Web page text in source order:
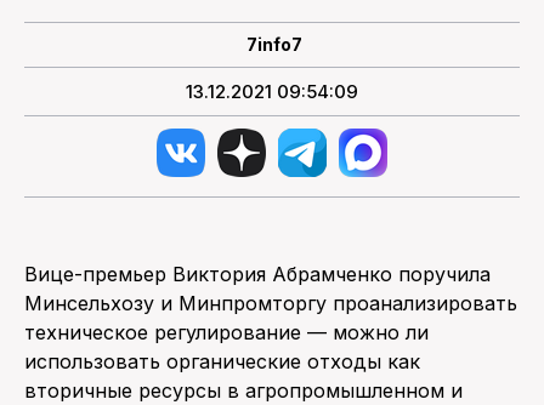
7info7
13.12.2021 09:54:09
Вице-премьер Виктория Абрамченко поручила
Минсельхозу и Минпромторгу проанализировать
техническое регулирование — можно ли
использовать органические отходы как
вторичные ресурсы в агропромышленном и